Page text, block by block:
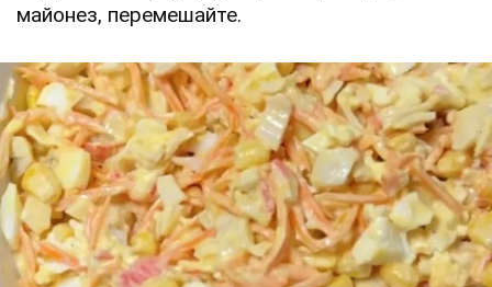
майонез, перемешайте.